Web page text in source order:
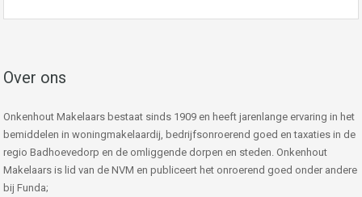
Over ons
Onkenhout Makelaars bestaat sinds 1909 en heeft jarenlange ervaring in het
bemiddelen in woningmakelaardij, bedrijfsonroerend goed en taxaties in de
regio Badhoevedorp en de omliggende dorpen en steden. Onkenhout
Makelaars is lid van de NVM en publiceert het onroerend goed onder andere
bij Funda;